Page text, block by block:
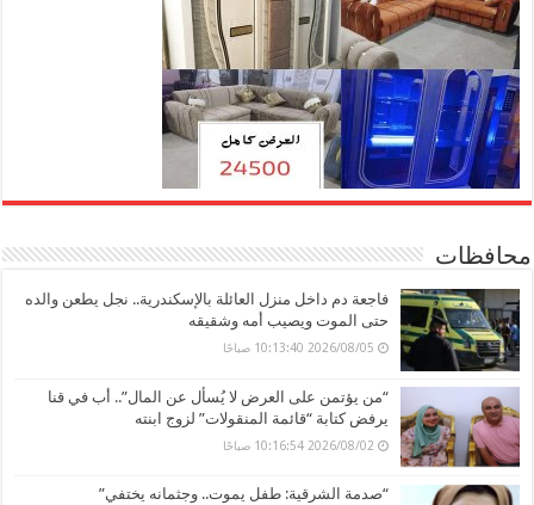
محافظات
فاجعة دم داخل منزل العائلة بالإسكندرية.. نجل يطعن والده
حتى الموت ويصيب أمه وشقيقه
2026/08/05 10:13:40 صباحًا
“من يؤتمن على العرض لا يُسأل عن المال”.. أب في قنا
يرفض كتابة “قائمة المنقولات” لزوج ابنته
2026/08/02 10:16:54 صباحًا
“صدمة الشرقية: طفل يموت.. وجثمانه يختفي”